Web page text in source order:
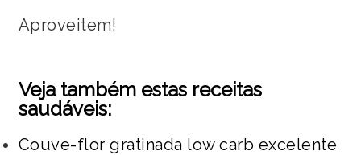
Aproveitem!
Veja também estas receitas
saudáveis:
Couve-flor gratinada low carb excelente